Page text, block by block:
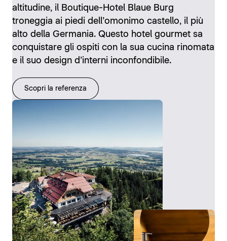
altitudine, il Boutique-Hotel Blaue Burg
troneggia ai piedi dell’omonimo castello, il più
alto della Germania. Questo hotel gourmet sa
conquistare gli ospiti con la sua cucina rinomata
e il suo design d’interni inconfondibile.
Scopri la referenza